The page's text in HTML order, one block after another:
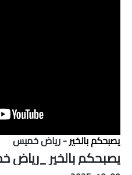
يصبحكم بالخير- رياض خميس
يصبحكم بالخير _رياض